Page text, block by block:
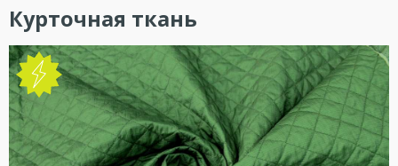
Курточная ткань